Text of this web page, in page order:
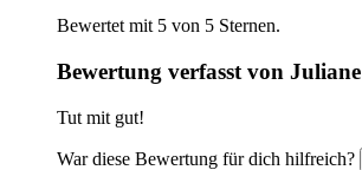
Bewertet mit 5 von 5 Sternen.
Bewertung verfasst von Juliane
Tut mit gut!
War diese Bewertung für dich hilfreich?